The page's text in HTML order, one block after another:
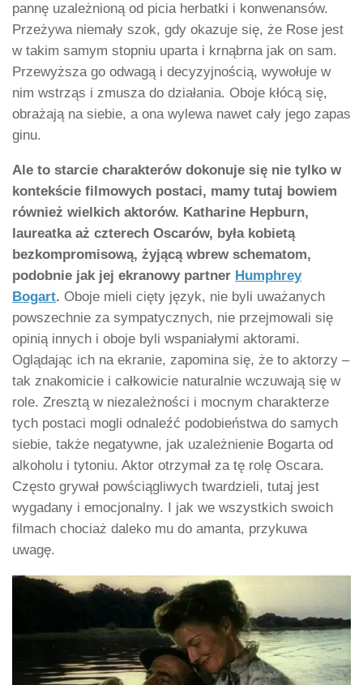
pannę uzależnioną od picia herbatki i konwenansów.
Przeżywa niemały szok, gdy okazuje się, że Rose jest
w takim samym stopniu uparta i krnąbrna jak on sam.
Przewyższa go odwagą i decyzyjnością, wywołuje w
nim wstrząs i zmusza do działania. Oboje kłócą się,
obrażają na siebie, a ona wylewa nawet cały jego zapas
ginu.
Ale to starcie charakterów dokonuje się nie tylko w
kontekście filmowych postaci, mamy tutaj bowiem
również wielkich aktorów. Katharine Hepburn,
laureatka aż czterech Oscarów, była kobietą
bezkompromisową, żyjącą wbrew schematom,
podobnie jak jej ekranowy partner Humphrey
Bogart. Oboje mieli cięty język, nie byli uważanych
powszechnie za sympatycznych, nie przejmowali się
opinią innych i oboje byli wspaniałymi aktorami.
Oglądając ich na ekranie, zapomina się, że to aktorzy –
tak znakomicie i całkowicie naturalnie wczuwają się w
role. Zresztą w niezależności i mocnym charakterze
tych postaci mogli odnaleźć podobieństwa do samych
siebie, także negatywne, jak uzależnienie Bogarta od
alkoholu i tytoniu. Aktor otrzymał za tę rolę Oscara.
Często grywał powściągliwych twardzieli, tutaj jest
wygadany i emocjonalny. I jak we wszystkich swoich
filmach chociaż daleko mu do amanta, przykuwa
uwagę.